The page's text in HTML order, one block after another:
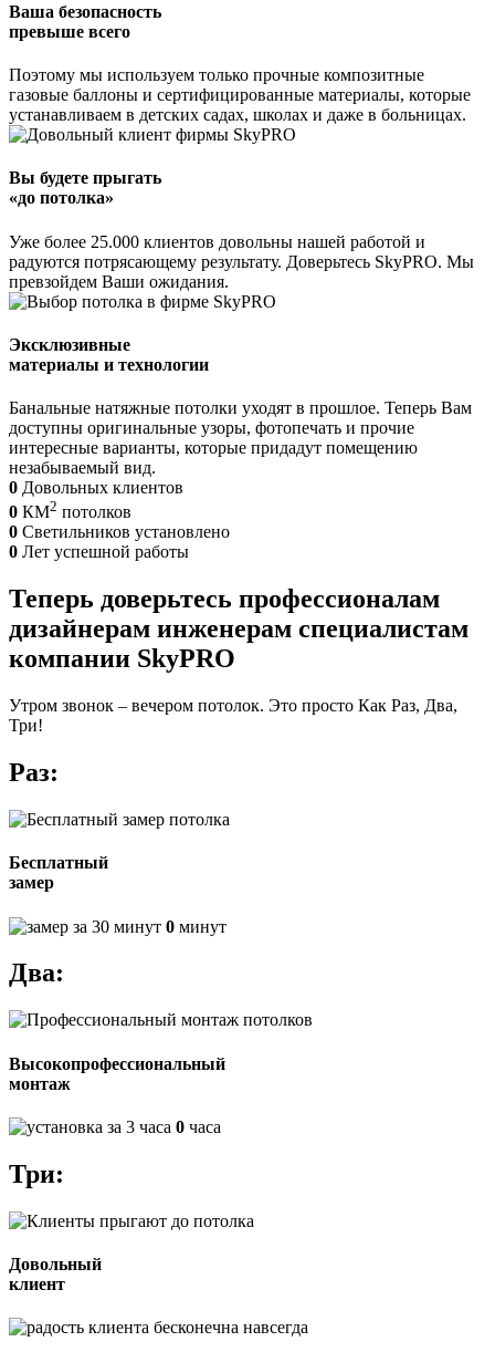
Ваша безопасность
превыше всего
Поэтому мы используем только прочные композитные
газовые баллоны и сертифицированные материалы, которые
устанавливаем в детских садах, школах и даже в больницах.
Вы будете прыгать
«до потолка»
Уже более 25.000 клиентов довольны нашей работой и
радуются потрясающему результату. Доверьтесь SkyPRO. Мы
превзойдем Ваши ожидания.
Эксклюзивные
материалы и технологии
Банальные натяжные потолки уходят в прошлое. Теперь Вам
доступны оригинальные узоры, фотопечать и прочие
интересные варианты, которые придадут помещению
незабываемый вид.
0 Довольных клиентов
0 КМ2 потолков
0 Светильников установлено
0 Лет успешной работы
Теперь доверьтесь профессионалам
дизайнерам инженерам специалистам
компании SkyPRO
Утром звонок – вечером потолок. Это просто Как Раз, Два,
Три!
Раз:
Бесплатный
замер
0 минут
Два:
Высокопрофессиональный
монтаж
0 часа
Три:
Довольный
клиент
навсегда